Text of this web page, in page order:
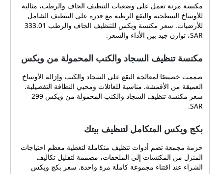
مكنسة مرنة تعمل على وضعيات التنظيف الجاف والرطب، مثالية
للأوساخ السطحية والبقع الرطبة مع قدرة على التنظيف الشامل
للأرضيات. سعر مكنسة ويكس للتنظيف الجاف والرطب 333.01
SAR، توازن جيد بين الأداء والسعر.
مكنسة تنظيف السجاد والكنب المحمولة من ويكس
صممت خصيصًا لمعالجة البقع على السجاد والكنب وإزالة الأوساخ
العميقة من الأقمشة. مناسبة للعائلات ومحبي النظافة التفصيلية.
سعر مكنسة تنظيف السجاد والكنب المحمولة من ويكس 299
SAR.
بكج ويكس المتكامل لتنظيف بيتك
حزمة مجمعة تضم أدوات تنظيف متكاملة لتغطية معظم احتياجات
المنزل من المكنسات إلى الملحقات، مصممة لتقليل تكاليف
الشراء عند اقتناء مجموعة كاملة مرة واحدة. سعر بكج ويكس